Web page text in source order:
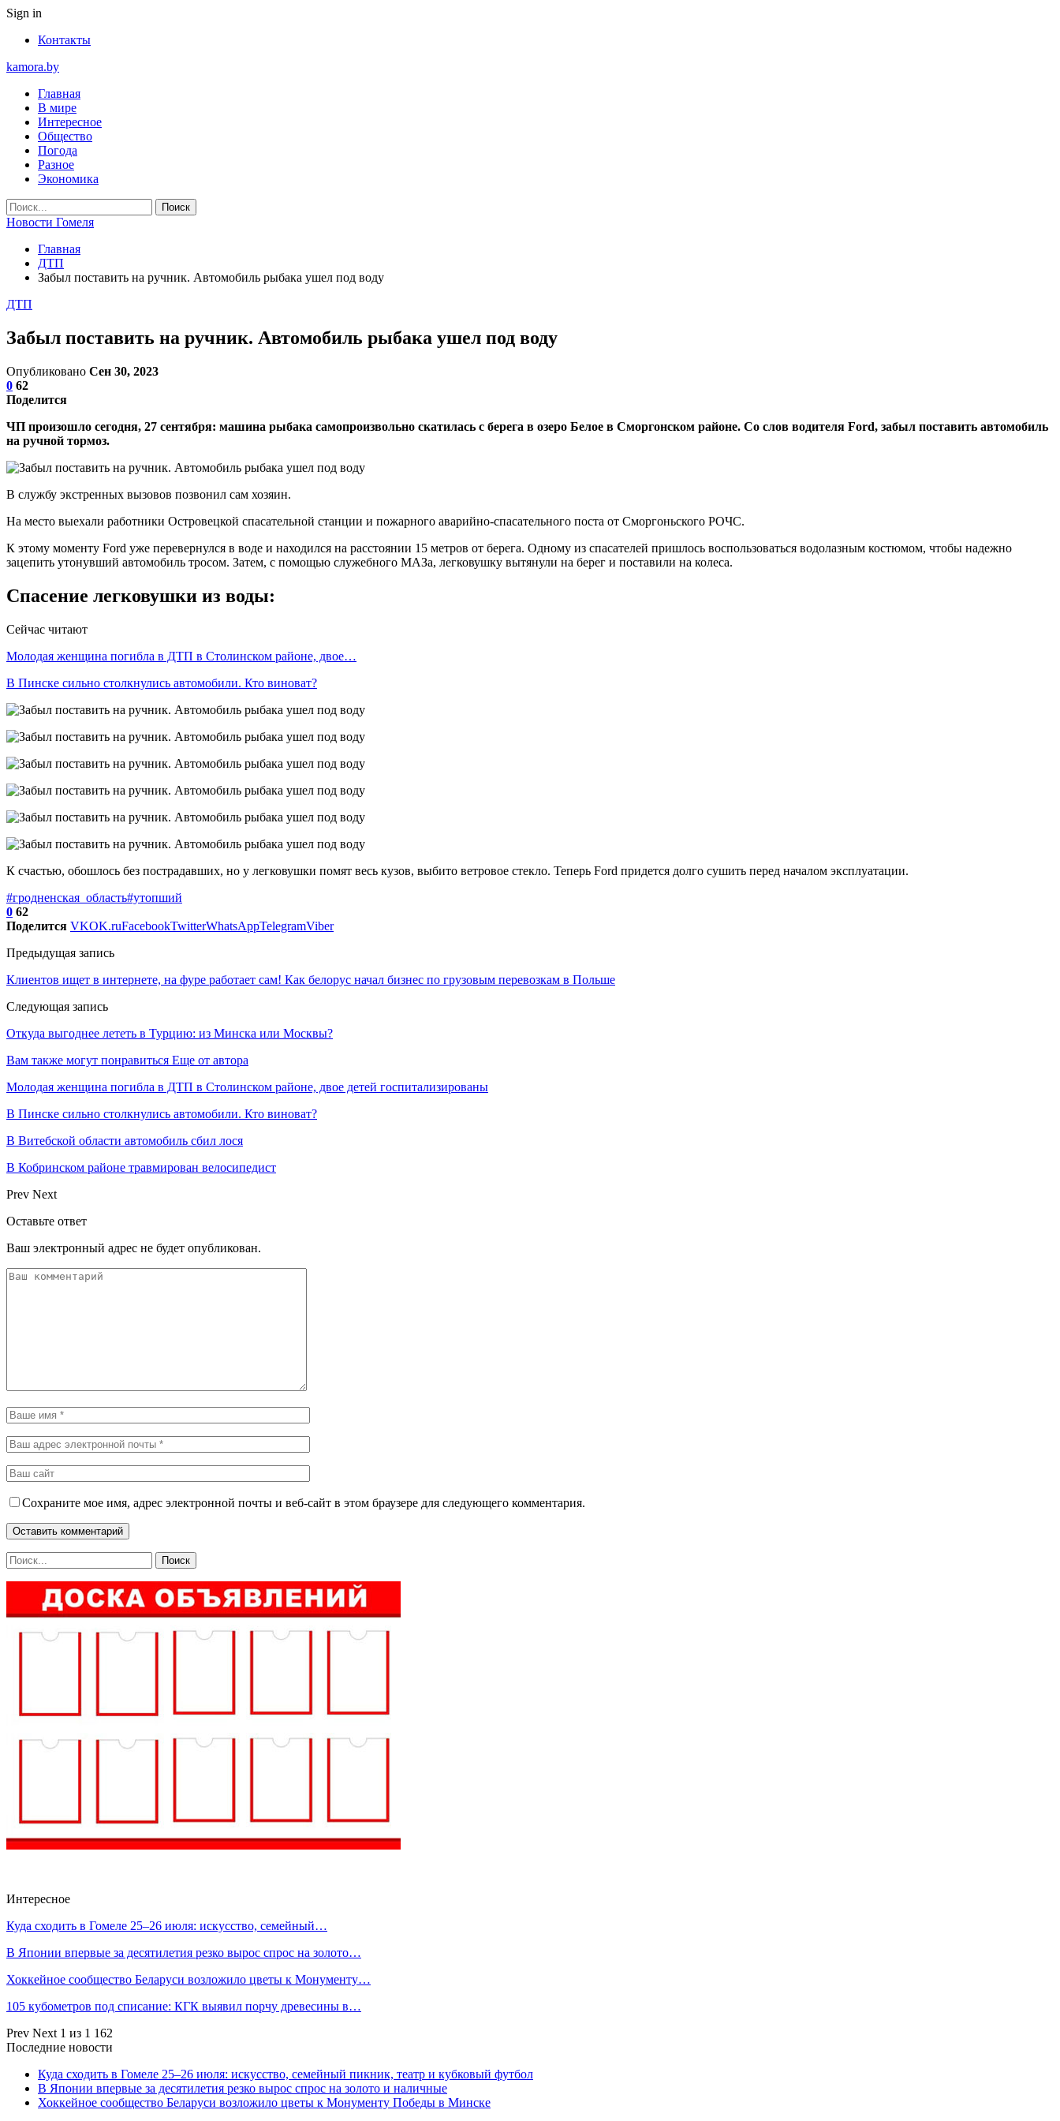
Sign in
Контакты
kamora.by
Главная
В мире
Интересное
Общество
Погода
Разное
Экономика
Новости Гомеля
Главная
ДТП
Забыл поставить на ручник. Автомобиль рыбака ушел под воду
ДТП
Забыл поставить на ручник. Автомобиль рыбака ушел под воду
Опубликовано Сен 30, 2023
0 62
Поделится
ЧП произошло сегодня, 27 сентября: машина рыбака самопроизвольно скатилась с берега в озеро Белое в Сморгонском районе. Со слов водителя Ford, забыл поставить автомобиль
на ручной тормоз.
В службу экстренных вызовов позвонил сам хозяин.
На место выехали работники Островецкой спасательной станции и пожарного аварийно-спасательного поста от Сморгоньского РОЧС.
К этому моменту Ford уже перевернулся в воде и находился на расстоянии 15 метров от берега. Одному из спасателей пришлось воспользоваться водолазным костюмом, чтобы надежно
зацепить утонувший автомобиль тросом. Затем, с помощью служебного МАЗа, легковушку вытянули на берег и поставили на колеса.
Спасение легковушки из воды:
Сейчас читают
Молодая женщина погибла в ДТП в Столинском районе, двое…
В Пинске сильно столкнулись автомобили. Кто виноват?
К счастью, обошлось без пострадавших, но у легковушки помят весь кузов, выбито ветровое стекло. Теперь Ford придется долго сушить перед началом эксплуатации.
#гродненская_область#утопший
0 62
Поделится VKOK.ruFacebookTwitterWhatsAppTelegramViber
Предыдущая запись
Клиентов ищет в интернете, на фуре работает сам! Как белорус начал бизнес по грузовым перевозкам в Польше
Следующая запись
Откуда выгоднее лететь в Турцию: из Минска или Москвы?
Вам также могут понравиться Еще от автора
Молодая женщина погибла в ДТП в Столинском районе, двое детей госпитализированы
В Пинске сильно столкнулись автомобили. Кто виноват?
В Витебской области автомобиль сбил лося
В Кобринском районе травмирован велосипедист
Prev Next
Оставьте ответ
Ваш электронный адрес не будет опубликован.
Сохраните мое имя, адрес электронной почты и веб-сайт в этом браузере для следующего комментария.
Интересное
Куда сходить в Гомеле 25–26 июля: искусство, семейный…
В Японии впервые за десятилетия резко вырос спрос на золото…
Хоккейное сообщество Беларуси возложило цветы к Монументу…
105 кубометров под списание: КГК выявил порчу древесины в…
Prev Next 1 из 1 162
Последние новости
Куда сходить в Гомеле 25–26 июля: искусство, семейный пикник, театр и кубковый футбол
В Японии впервые за десятилетия резко вырос спрос на золото и наличные
Хоккейное сообщество Беларуси возложило цветы к Монументу Победы в Минске